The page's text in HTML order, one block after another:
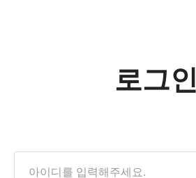
로그인